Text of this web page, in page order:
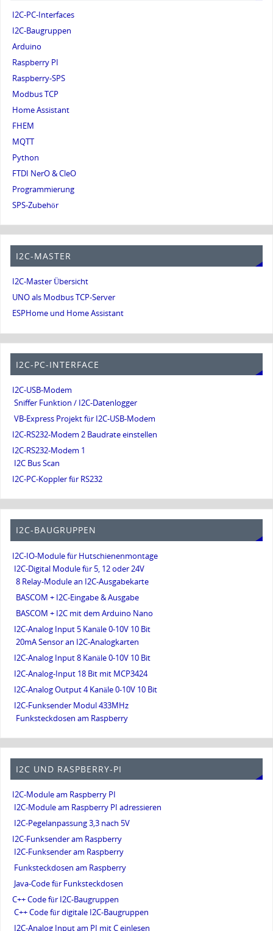
I2C-PC-Interfaces
I2C-Baugruppen
Arduino
Raspberry PI
Raspberry-SPS
Modbus TCP
Home Assistant
FHEM
MQTT
Python
FTDI NerO & CleO
Programmierung
SPS-Zubehör
I2C-MASTER
I2C-Master Übersicht
UNO als Modbus TCP-Server
ESPHome und Home Assistant
I2C-PC-INTERFACE
I2C-USB-Modem
Sniffer Funktion / I2C-Datenlogger
VB-Express Projekt für I2C-USB-Modem
I2C-RS232-Modem 2 Baudrate einstellen
I2C-RS232-Modem 1
I2C Bus Scan
I2C-PC-Koppler für RS232
I2C-BAUGRUPPEN
I2C-IO-Module für Hutschienenmontage
I2C-Digital Module für 5, 12 oder 24V
8 Relay-Module an I2C-Ausgabekarte
BASCOM + I2C-Eingabe & Ausgabe
BASCOM + I2C mit dem Arduino Nano
I2C-Analog Input 5 Kanäle 0-10V 10 Bit
20mA Sensor an I2C-Analogkarten
I2C-Analog Input 8 Kanäle 0-10V 10 Bit
I2C-Analog-Input 18 Bit mit MCP3424
I2C-Analog Output 4 Kanäle 0-10V 10 Bit
I2C-Funksender Modul 433MHz
Funksteckdosen am Raspberry
I2C UND RASPBERRY-PI
I2C-Module am Raspberry PI
I2C-Module am Raspberry PI adressieren
I2C-Pegelanpassung 3,3 nach 5V
I2C-Funksender am Raspberry
I2C-Funksender am Raspberry
Funksteckdosen am Raspberry
Java-Code für Funksteckdosen
C++ Code für I2C-Baugruppen
C++ Code für digitale I2C-Baugruppen
I2C-Analog Input am PI mit C einlesen